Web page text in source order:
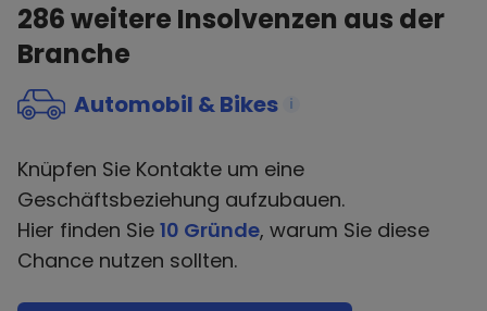
286weitere Insolvenzen aus der
Branche
Automobil & Bikes i
Knüpfen Sie Kontakte um eine
Geschäftsbeziehung aufzubauen.
Hier finden Sie 10 Gründe, warum Sie diese
Chance nutzen sollten.